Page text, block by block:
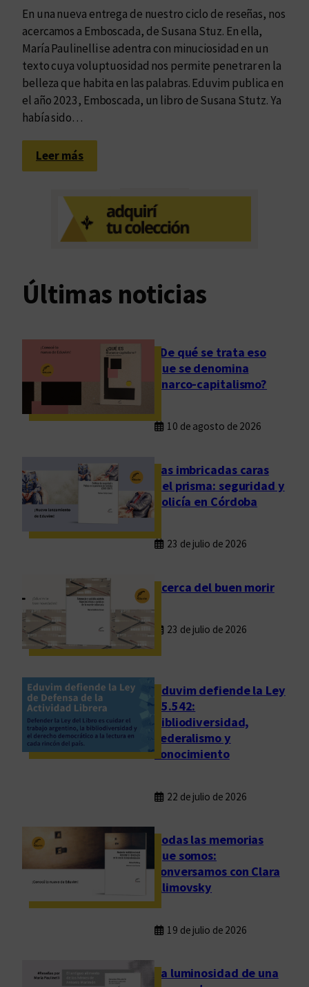
En una nueva entrega de nuestro ciclo de reseñas, nos
acercamos a Emboscada, de Susana Stuz. En ella,
María Paulinelli se adentra con minuciosidad en un
texto cuya voluptuosidad nos permite penetrar en la
belleza que habita en las palabras. Eduvim publica en
el año 2023, Emboscada, un libro de Susana Stutz. Ya
había sido…
Leer más:
L
v
o
p
a
s
d
r
a
t
Últimas noticias
¿De qué se trata eso
que se denomina
anarco-capitalismo?
10 de agosto de 2026
Las imbricadas caras
del prisma: seguridad y
policía en Córdoba
23 de julio de 2026
Acerca del buen morir
23 de julio de 2026
Eduvim defiende la Ley
25.542:
bibliodiversidad,
federalismo y
conocimiento
22 de julio de 2026
Todas las memorias
que somos:
conversamos con Clara
Klimovsky
19 de julio de 2026
La luminosidad de una